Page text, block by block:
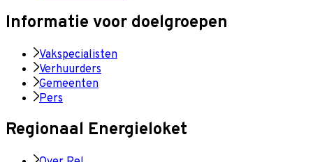
Informatie voor doelgroepen
Vakspecialisten
Verhuurders
Gemeenten
Pers
Regionaal Energieloket